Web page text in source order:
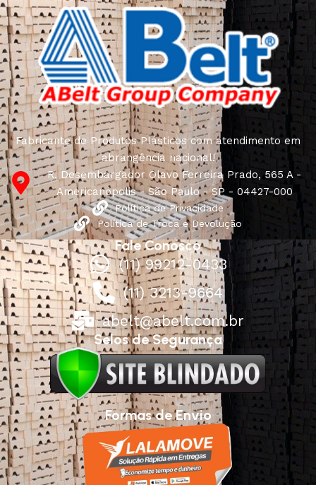
Fabricante de Produtos Plásticos com atendimento em
abrangência nacional!
R. Desembargador Olavo Ferreira Prado, 565 A -
Americanópolis - São Paulo - SP - 04427-000
Política de Privacidade
Política de Troca e Devolução
Fale Conosco
(11) 99212-0433
(11) 3213-9664
abelt@abelt.com.br
Selos de Segurança
Formas de Envio